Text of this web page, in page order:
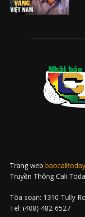
Trang web
Truyền Thông Cali
Tòa soạn: 1310 Tully
Tel: (408) 482-6527